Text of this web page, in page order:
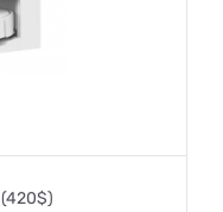
(420$)